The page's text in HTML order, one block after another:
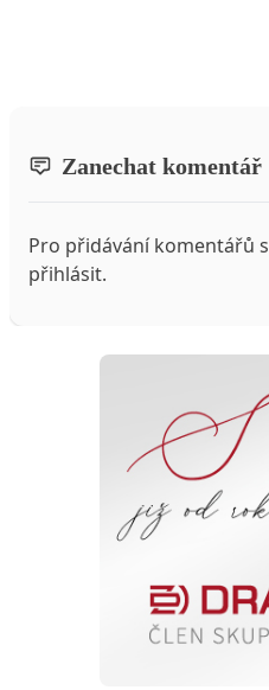
Zanechat komentář
Pro přidávání komentářů
přihlásit.